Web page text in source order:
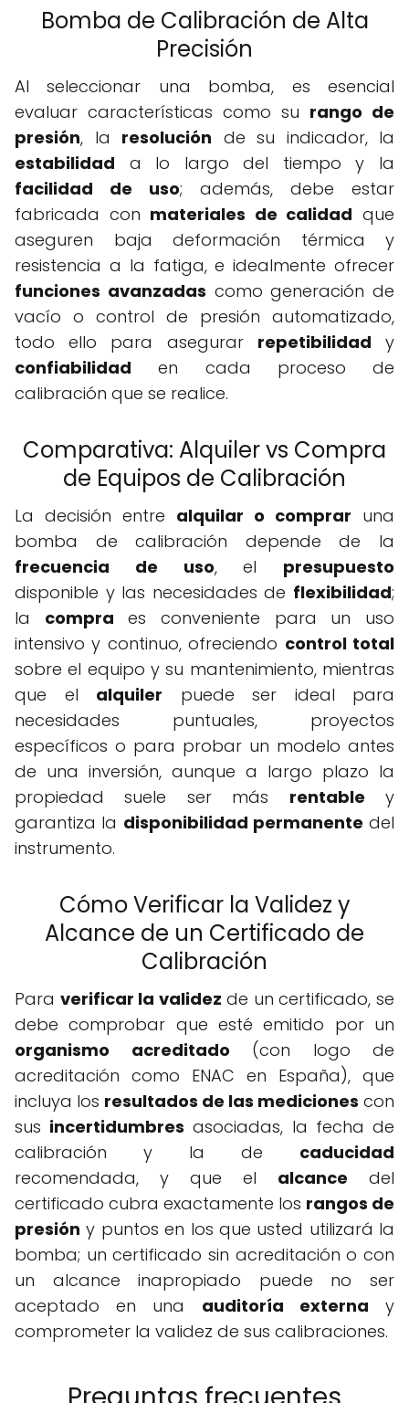
Bomba de Calibración de Alta
Precisión
Al seleccionar una bomba, es esencial
evaluar características como su rango de
presión, la resolución de su indicador, la
estabilidad a lo largo del tiempo y la
facilidad de uso; además, debe estar
fabricada con materiales de calidad que
aseguren baja deformación térmica y
resistencia a la fatiga, e idealmente ofrecer
funciones avanzadas como generación de
vacío o control de presión automatizado,
todo ello para asegurar repetibilidad y
confiabilidad en cada proceso de
calibración que se realice.
Comparativa: Alquiler vs Compra
de Equipos de Calibración
La decisión entre alquilar o comprar una
bomba de calibración depende de la
frecuencia de uso, el presupuesto
disponible y las necesidades de flexibilidad;
la compra es conveniente para un uso
intensivo y continuo, ofreciendo control total
sobre el equipo y su mantenimiento, mientras
que el alquiler puede ser ideal para
necesidades puntuales, proyectos
específicos o para probar un modelo antes
de una inversión, aunque a largo plazo la
propiedad suele ser más rentable y
garantiza la disponibilidad permanente del
instrumento.
Cómo Verificar la Validez y
Alcance de un Certificado de
Calibración
Para verificar la validez de un certificado, se
debe comprobar que esté emitido por un
organismo acreditado (con logo de
acreditación como ENAC en España), que
incluya los resultados de las mediciones con
sus incertidumbres asociadas, la fecha de
calibración y la de caducidad
recomendada, y que el alcance del
certificado cubra exactamente los rangos de
presión y puntos en los que usted utilizará la
bomba; un certificado sin acreditación o con
un alcance inapropiado puede no ser
aceptado en una auditoría externa y
comprometer la validez de sus calibraciones.